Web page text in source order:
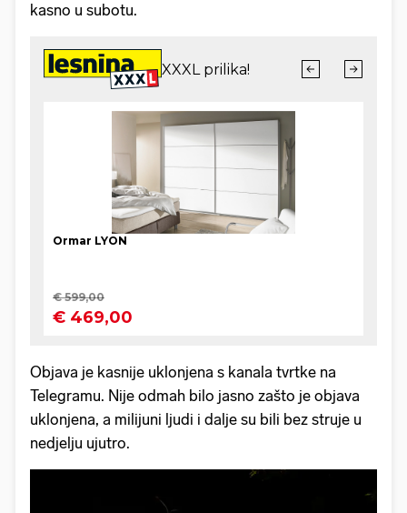
kasno u subotu.
Objava je kasnije uklonjena s kanala tvrtke na
Telegramu. Nije odmah bilo jasno zašto je objava
uklonjena, a milijuni ljudi i dalje su bili bez struje u
nedjelju ujutro.